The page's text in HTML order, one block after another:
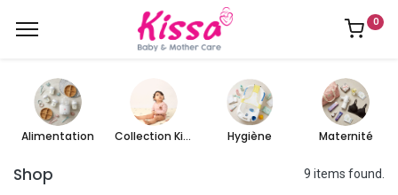
0
Alimentation Collection Kissa Hygiène Maternité
Shop 9 items found.